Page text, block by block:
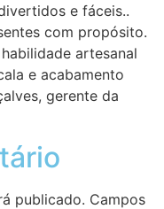
e fáceis..
com propósito.
artesanal
e acabamento
gerente da
publicado. Campos